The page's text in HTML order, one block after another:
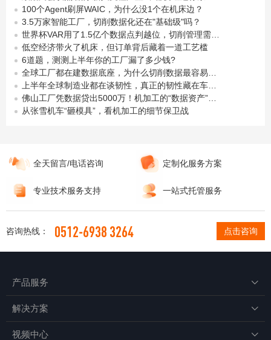
100个Agent刷屏WAIC，为什么没1个在机床边？
3.5万家智能工厂，切削数据化还在"基础级"吗？
低空经济带火了机床，但订单背后藏着一道工艺槛
6道题，测测上半年你的工厂漏了多少钱?
从张雪机车“砸模具”，看机加工的细节保卫战
全天留言/电话咨询 定制化服务方案
专业技术服务支持 一站式托管服务
咨询热线： 0512-6938 3264 点击咨询
产品服务 
解决方案 
视频中心 